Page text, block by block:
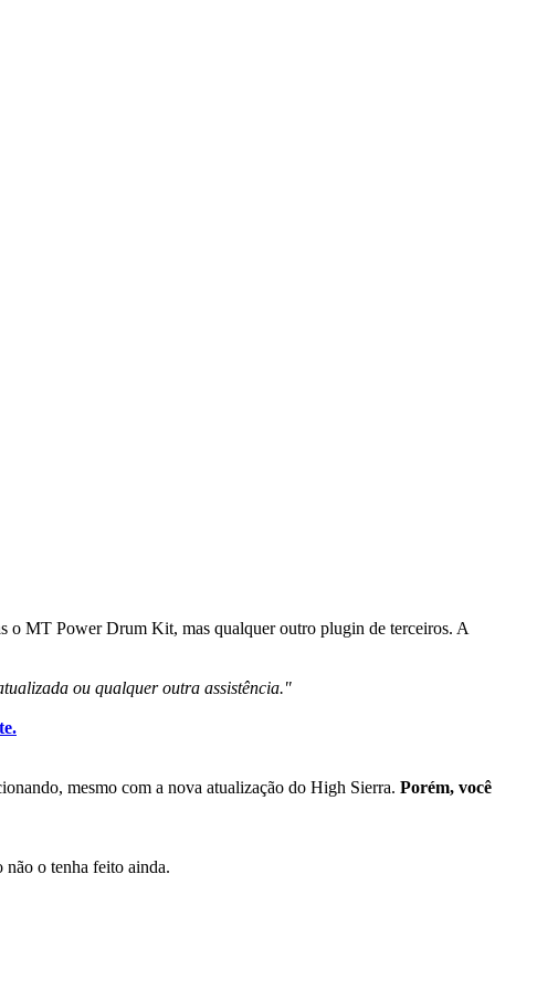
o MT Power Drum Kit, mas qualquer outro plugin de terceiros. A
ou qualquer outra assistência."
mesmo com a nova atualização do High Sierra. Porém, você
não o tenha feito ainda.